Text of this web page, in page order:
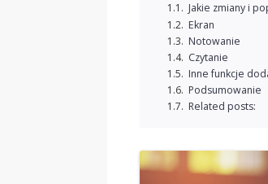
Jakie zmiany i
Ekran
Notowanie
Czytanie
Inne funkcje
Podsumowanie
Related posts: